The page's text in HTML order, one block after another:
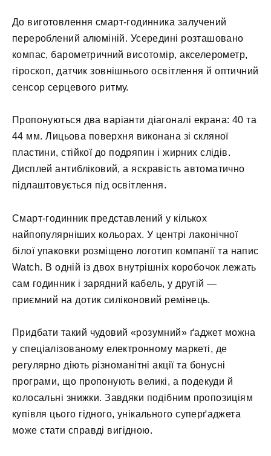
До виготовлення смарт-годинника залучений
перероблений алюміній. Усередині розташовано
компас, барометричний висотомір, акселерометр,
гіроскоп, датчик зовнішнього освітлення й оптичний
сенсор серцевого ритму.
Пропонуються два варіанти діагоналі екрана: 40 та
44 мм. Лицьова поверхня виконана зі скляної
пластини, стійкої до подряпин і жирних слідів.
Дисплей антибліковий, а яскравість автоматично
підлаштовується під освітлення.
Смарт-годинник представлений у кількох
найпопулярніших кольорах. У центрі лаконічної
білої упаковки розміщено логотип компанії та напис
Watch. В одній із двох внутрішніх коробочок лежать
сам годинник і зарядний кабель, у другій —
приємний на дотик силіконовий ремінець.
Придбати такий чудовий «розумний» ґаджет можна
у спеціалізованому електронному маркеті, де
регулярно діють різноманітні акції та бонусні
програми, що пропонують великі, а подекуди й
колосальні знижки. Завдяки подібним пропозиціям
купівля цього гідного, унікального суперґаджета
може стати справді вигідною.